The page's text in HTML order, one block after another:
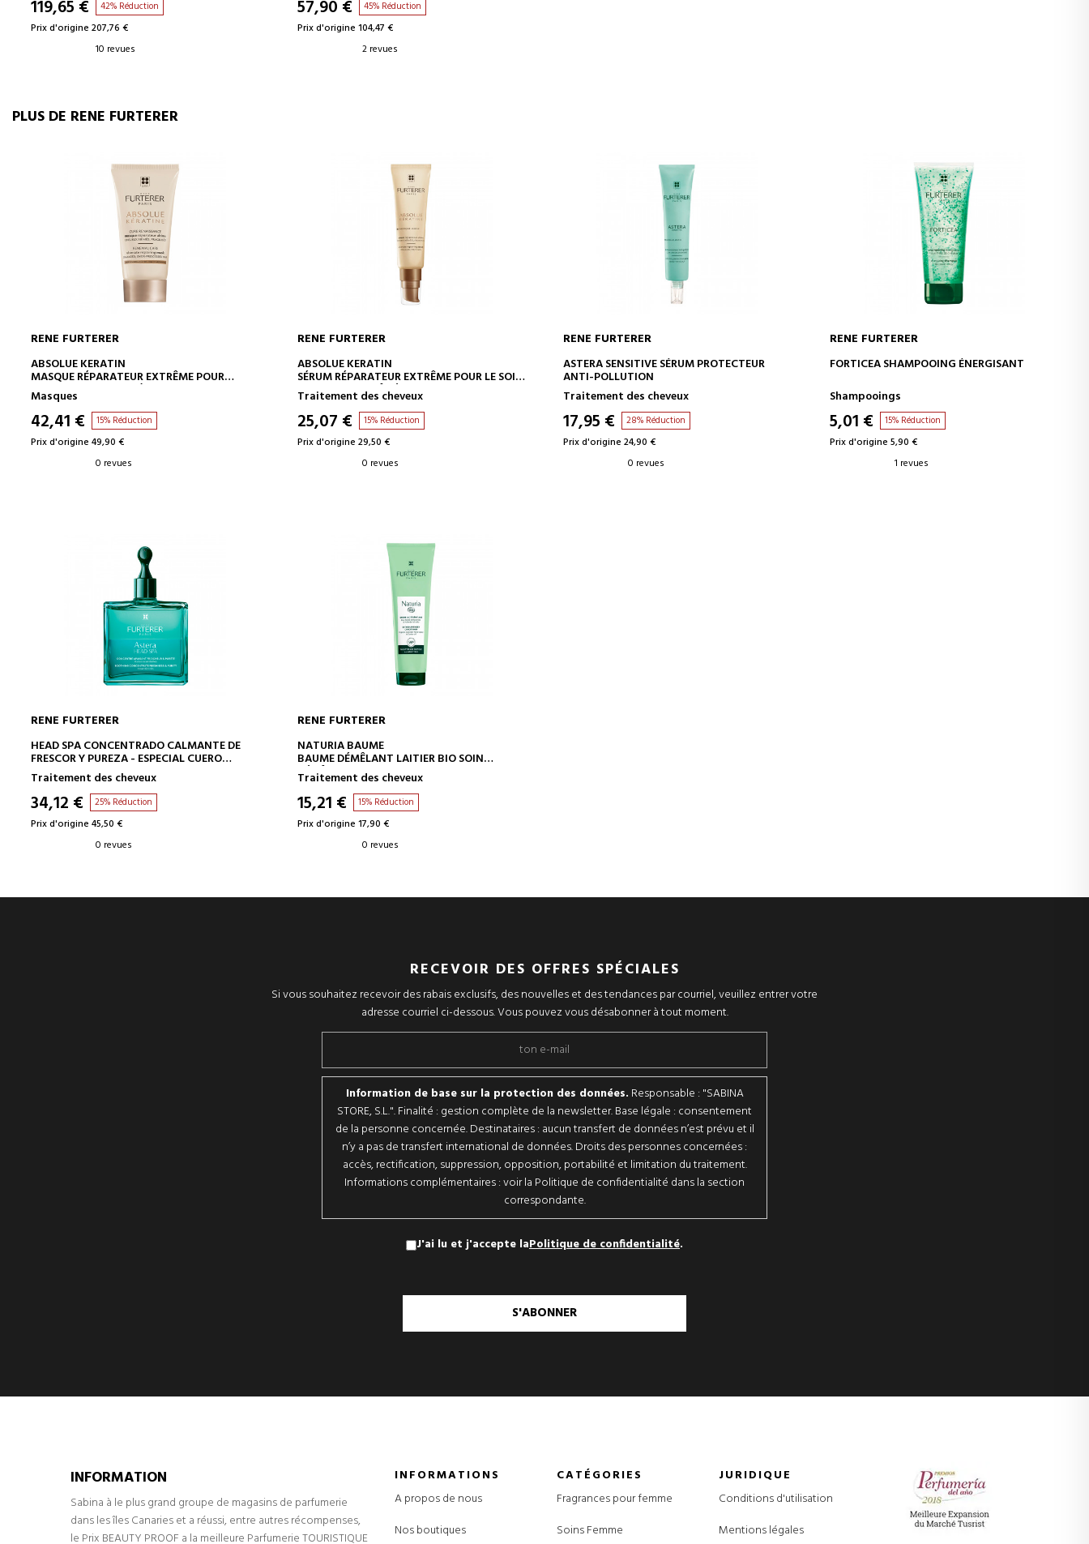
119,65 € 42% Réduction
Prix d'origine 207,76 €
10 revues
57,90 € 45% Réduction
Prix d'origine 104,47 €
2 revues
PLUS DE RENE FURTERER
AJOUTER AU PANIER
RENE FURTERER
ABSOLUE KERATIN
MASQUE RÉPARATEUR EXTRÊME POUR
CHEVEUX NORMAUX À FINS
Masques
42,41 € 15% Réduction
Prix d'origine 49,90 €
0 revues
AJOUTER AU PANIER
RENE FURTERER
ABSOLUE KERATIN
SÉRUM RÉPARATEUR EXTRÊME POUR LE SOIN
DES POINTES ABÎMÉES
Traitement des cheveux
25,07 € 15% Réduction
Prix d'origine 29,50 €
0 revues
AJOUTER AU PANIER
RENE FURTERER
ASTERA SENSITIVE SÉRUM PROTECTEUR
ANTI-POLLUTION
Traitement des cheveux
17,95 € 28% Réduction
Prix d'origine 24,90 €
0 revues
AJOUTER AU PANIER
RENE FURTERER
FORTICEA SHAMPOOING ÉNERGISANT
Shampooings
5,01 € 15% Réduction
Prix d'origine 5,90 €
1 revues
AJOUTER AU PANIER
RENE FURTERER
HEAD SPA CONCENTRADO CALMANTE DE
FRESCOR Y PUREZA - ESPECIAL CUERO
CABELLUDO - ACEITES ESENCIALES BIO
Traitement des cheveux
34,12 € 25% Réduction
Prix d'origine 45,50 €
0 revues
AJOUTER AU PANIER
RENE FURTERER
NATURIA BAUME
BAUME DÉMÊLANT LAITIER BIO SOIN
DÉMÊLANT
Traitement des cheveux
15,21 € 15% Réduction
Prix d'origine 17,90 €
0 revues
RECEVOIR DES OFFRES SPÉCIALES
Si vous souhaitez recevoir des rabais exclusifs, des nouvelles et des tendances par courriel, veuillez entrer votre
adresse courriel ci-dessous. Vous pouvez vous désabonner à tout moment.
Information de base sur la protection des données. Responsable : "SABINA
STORE, S.L.". Finalité : gestion complète de la newsletter. Base légale : consentement
de la personne concernée. Destinataires : aucun transfert de données n’est prévu et il
n’y a pas de transfert international de données. Droits des personnes concernées :
accès, rectification, suppression, opposition, portabilité et limitation du traitement.
Informations complémentaires : voir la Politique de confidentialité dans la section
correspondante.
J'ai lu et j'accepte laPolitique de confidentialité.
S'ABONNER
INFORMATION
Sabina à le plus grand groupe de magasins de parfumerie
dans les îles Canaries et a réussi, entre autres récompenses,
le Prix BEAUTY PROOF a la meilleure Parfumerie TOURISTIQUE
INFORMATIONS
A propos de nous
Nos boutiques
CATÉGORIES
Fragrances pour femme
Soins Femme
JURIDIQUE
Conditions d'utilisation
Mentions légales